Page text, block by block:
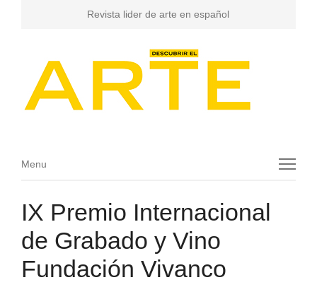
Revista lider de arte en español
Menu
Menu
IX Premio Internacional
de Grabado y Vino
Fundación Vivanco